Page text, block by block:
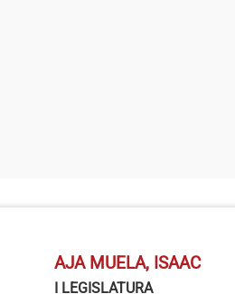
AJA MUELA, ISAAC
I LEGISLATURA